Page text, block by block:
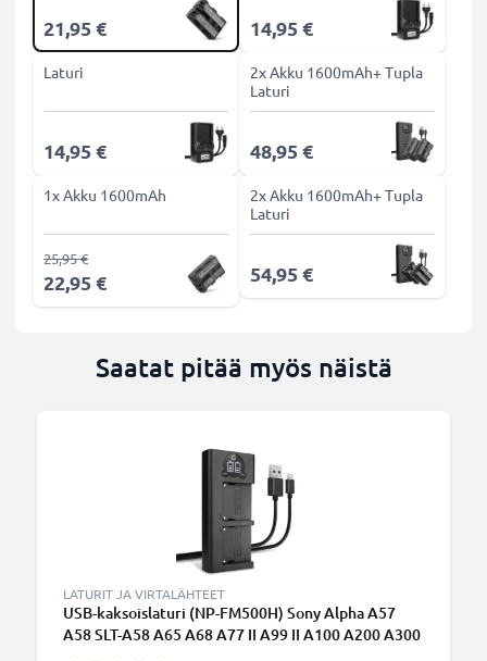
21,95 € 14,95 €
Laturi
14,95 €
2x Akku 1600mAh+ Tupla
Laturi
48,95 €
1x Akku 1600mAh
22,95 €
25,95 €
2x Akku 1600mAh+ Tupla
Laturi
54,95 €
Saatat pitää myös näistä
LATURIT JA VIRTALÄHTEET
USB-kaksoislaturi (NP-FM500H) Sony Alpha A57
A58 SLT-A58 A65 A68 A77 II A99 II A100 A200 A300